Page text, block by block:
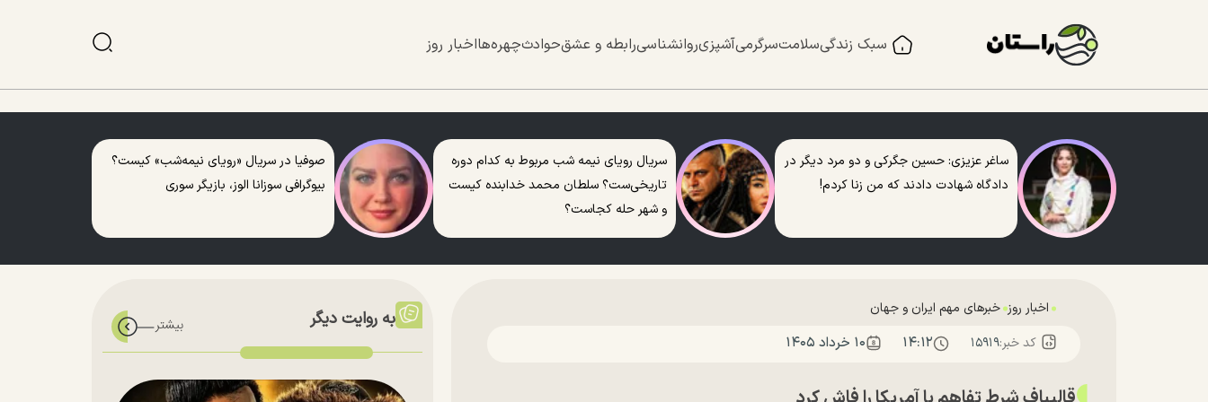
سبک زندگیسلامتسرگرمیآشپزیروانشناسیرابطه و عشقحوادثچهره‌هااخبار روز
ساغر عزیزی: حسین جگرکی و دو مرد دیگر در
دادگاه شهادت دادند که من زنا کردم!
سریال رویای نیمه شب مربوط به کدام دوره
تاریخی‌ست؟ سلطان محمد خدابنده کیست
و شهر حله کجاست؟
صوفیا در سریال «رویای نیمه‌شب» کیست؟
بیوگرافی سوزانا الوز، بازیگر سوری
اخبار روز خبرهای مهم ایران و جهان
کد خبر:۱۵۹۱۹ ۱۴:۱۲ ۱۰ خرداد ۱۴۰۵
به روایت دیگر